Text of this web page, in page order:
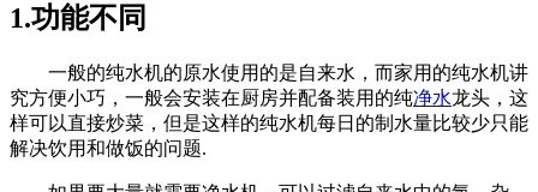
1.功能不同
一般的纯水机的原水使用的是自来水，而家用的纯水机讲
究方便小巧，一般会安装在厨房并配备装用的纯净水龙头，这
样可以直接炒菜，但是这样的纯水机每日的制水量比较少只能
解决饮用和做饭的问题.